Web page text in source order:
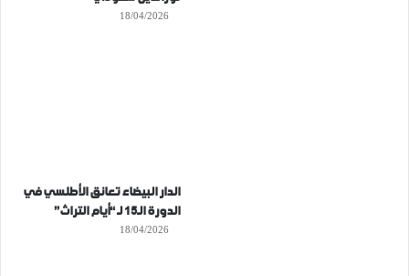
18/04/2026
الدار البيضاء تعانق الأطلسي في
الدورة الـ15 لـ “أيام التراث”
18/04/2026